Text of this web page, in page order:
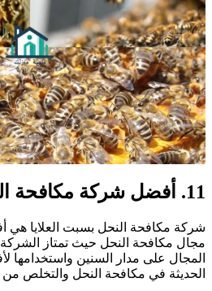
مكافحة النحل بسبت العلايا
مكافحة النحل بسبت العلايا هي
مكافحة النحل حيث تمتاز الشركة
على مدار السنين واستخدامها
في مكافحة النحل والتخلص من